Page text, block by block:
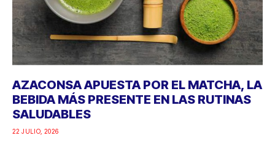
AZACONSA APUESTA POR EL MATCHA, LA
BEBIDA MÁS PRESENTE EN LAS RUTINAS
SALUDABLES
22 JULIO, 2026